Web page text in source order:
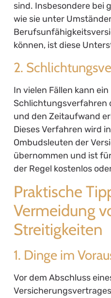
sind. Insbesondere bei
wie sie unter
können, ist diese
2.
In vielen Fällen kann ein
Schlichtungsverfahren
und den Zeitaufwand
Dieses Verfahren wird
Ombudsleuten der
übernommen und ist
der Regel kostenlos
Praktische
Vermeidung
Streitigkeiten
1. Dinge im
Vor dem Abschluss